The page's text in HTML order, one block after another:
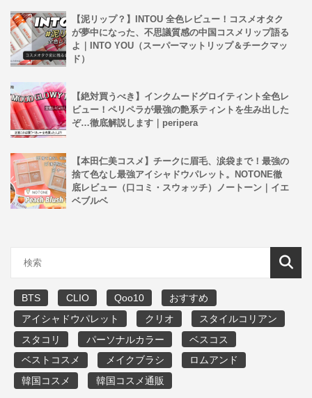
【泥リップ？】INTOU 全色レビュー！コスメオタク
が夢中になった、不思議質感の中国コスメリップ語る
よ｜INTO YOU（スーパーマットリップ＆チークマッ
ド）
【絶対買うべき】インクムードグロイティント全色レ
ビュー！ペリペラが最強の艶系ティントを生み出した
ぞ…徹底解説します｜peripera
【本田仁美コスメ】チークに眉毛、涙袋まで！最強の
捨て色なし最強アイシャドウパレット。NOTONE徹
底レビュー（口コミ・スウォッチ）ノートーン｜イエ
ベブルベ
BTS CLIO Qoo10
おすすめ
アイシャドウパレット
クリオ
スタイルコリアン
スタコリ
パーソナルカラー
ベスコス
ベストコスメ
メイクブラシ
ロムアンド
韓国コスメ
韓国コスメ通販